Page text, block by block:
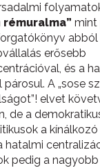
rémuralma” mint
abból
erősebb
és a
párosul. A „sose
elvet
de a
a
hatalmi
pedig a